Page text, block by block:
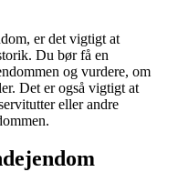
er det vigtigt at
Du bør få en
og vurdere, om
Det er også vigtigt at
eller andre